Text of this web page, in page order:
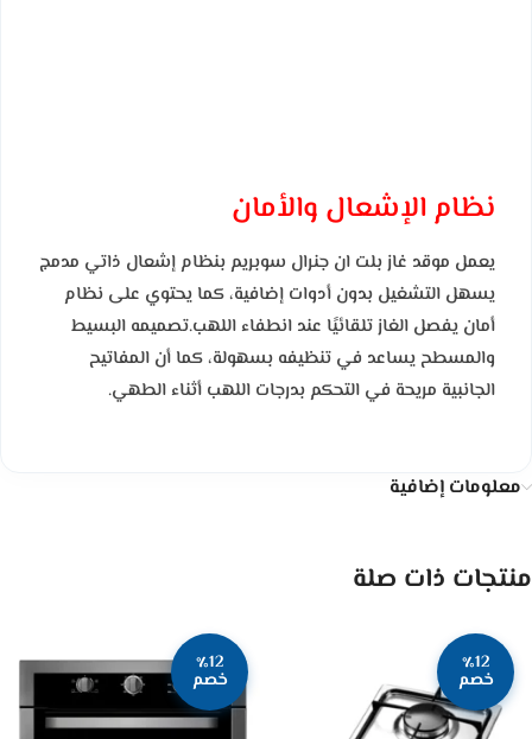
نظام الإشعال والأمان
يعمل موقد غاز بلت ان جنرال سوبريم بنظام إشعال ذاتي مدمج
يسهل التشغيل بدون أدوات إضافية، كما يحتوي على نظام
أمان يفصل الغاز تلقائيًا عند انطفاء اللهب.تصميمه البسيط
والمسطح يساعد في تنظيفه بسهولة، كما أن المفاتيح
الجانبية مريحة في التحكم بدرجات اللهب أثناء الطهي.
معلومات إضافية
منتجات ذات صلة
٪12
خصم
٪12
خصم